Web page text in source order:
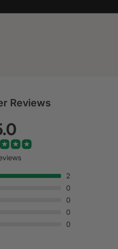
Reviews
2
0
0
0
0